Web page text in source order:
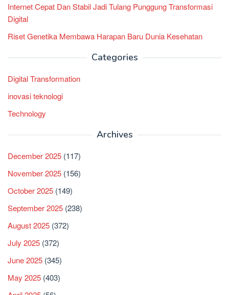
Internet Cepat Dan Stabil Jadi Tulang Punggung Transformasi
Digital
Riset Genetika Membawa Harapan Baru Dunia Kesehatan
Categories
Digital Transformation
inovasi teknologi
Technology
Archives
December 2025 (117)
November 2025 (156)
October 2025 (149)
September 2025 (238)
August 2025 (372)
July 2025 (372)
June 2025 (345)
May 2025 (403)